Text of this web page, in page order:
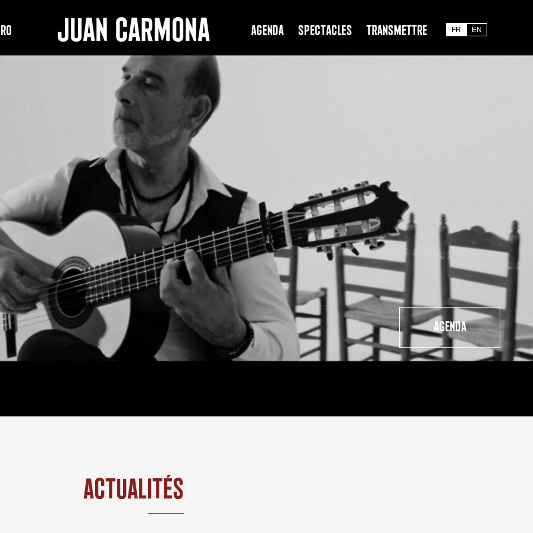
JUAN CARMONA Agenda Spectacles Transmettre FR EN
Actualités
AGENDA